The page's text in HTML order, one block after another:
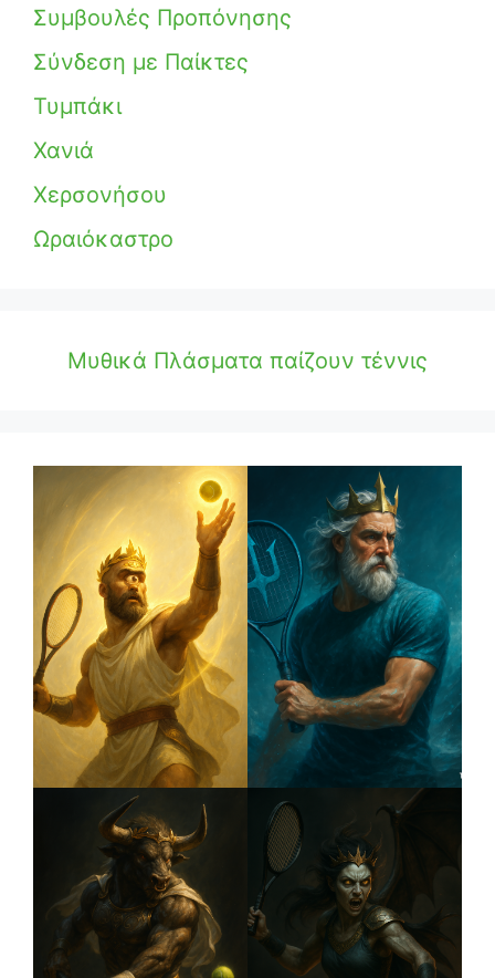
Συμβουλές Προπόνησης
Σύνδεση με Παίκτες
Τυμπάκι
Χανιά
Χερσονήσου
Ωραιόκαστρο
Μυθικά Πλάσματα παίζουν τέννις